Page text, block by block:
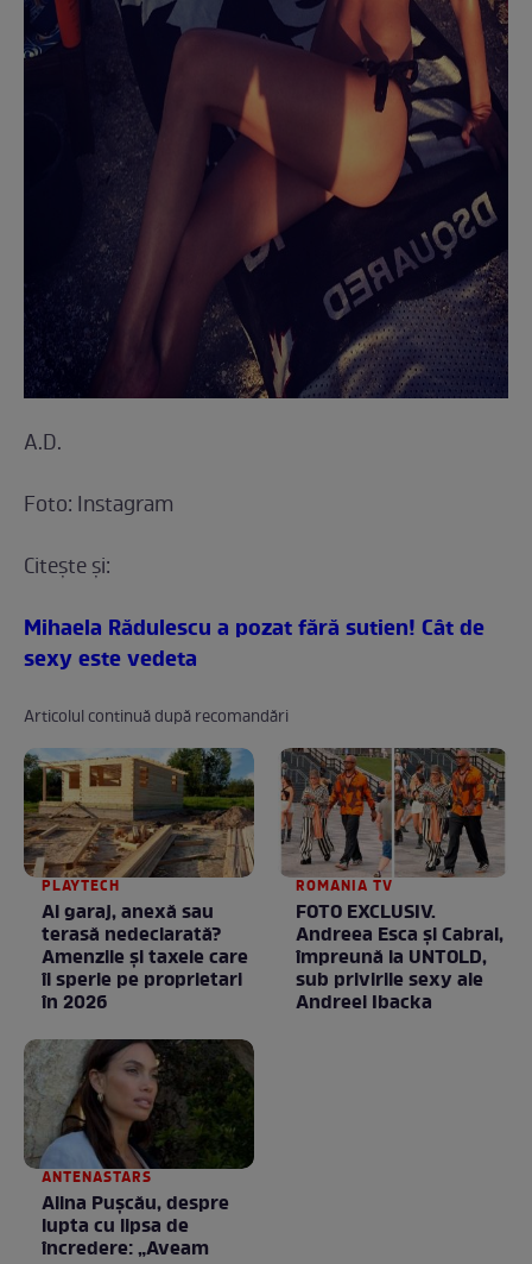
A.D.
Foto: Instagram
Citeşte şi:
Mihaela Rădulescu a pozat fără sutien! Cât de
sexy este vedeta
Articolul continuă după recomandări
PLAYTECH
Ai garaj, anexă sau
terasă nedeclarată?
Amenzile și taxele care
îi sperie pe proprietari
în 2026
ROMANIA TV
FOTO EXCLUSIV.
Andreea Esca şi Cabral,
împreună la UNTOLD,
sub privirile sexy ale
Andreei Ibacka
ANTENASTARS
Alina Pușcău, despre
lupta cu lipsa de
încredere: „Aveam